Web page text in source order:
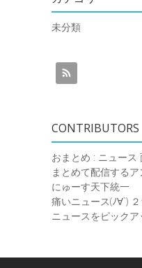
未分類
CONTRIBUTORS
おまとめ : ニュース
まとめて配信するア
にゅーす天下統一
痛いニュース(ﾉ∀`)
ニュースをピックア